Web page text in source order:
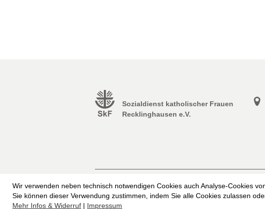
Wir verwenden neben technisch notwendigen Cookies auch Analyse-Cookies
Sie können dieser Verwendung zustimmen, indem Sie alle Cookies zulassen
Mehr Infos & Widerruf | Impressum
Sozialdienst katholischer Frauen
Recklinghausen e.V.
Impressum Erklärung zur Barrierefreiheit
Freiwilliges Soziales Schuljahr beim SkF